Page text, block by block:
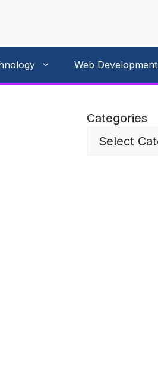
Web Development
Categories